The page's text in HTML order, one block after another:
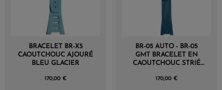
BRACELET BR-X5
CAOUTCHOUC AJOURÉ
BLEU GLACIER
170,00 €
BR-05 AUTO - BR-05
GMT BRACELET EN
CAOUTCHOUC STRIÉ
170,00 €